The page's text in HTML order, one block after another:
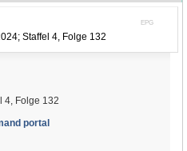
EPG
Staffel 4, Folge 132
4, Folge 132
portal